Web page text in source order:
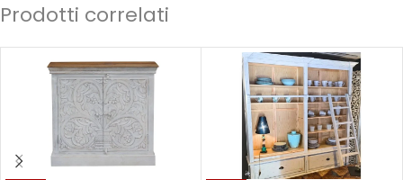
Prodotti correlati